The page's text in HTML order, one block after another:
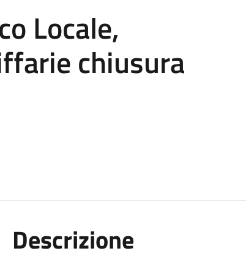
Locale,
chiusura
Descrizione